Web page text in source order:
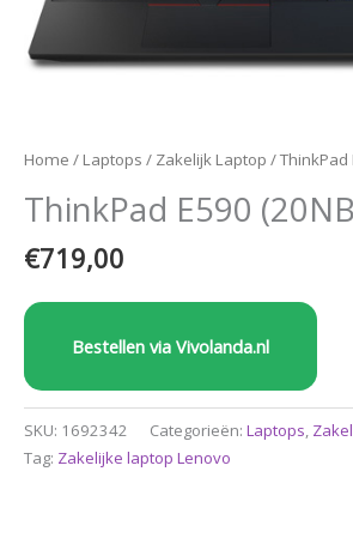
Home / Laptops / Zakelijk Laptop / ThinkPad
ThinkPad E590
€719,00
Bestellen via Vivolanda.nl
SKU: 1692342 Categorieën: Laptops,
Tag: Zakelijke laptop Lenovo